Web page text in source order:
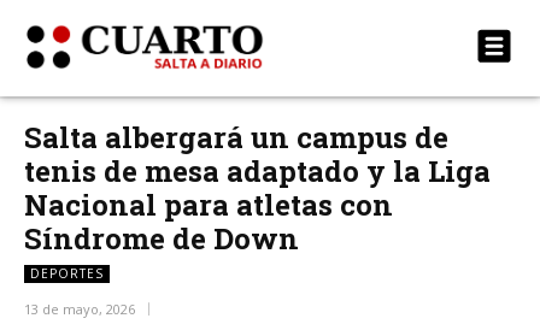
Salta albergará un campus de
tenis de mesa adaptado y la Liga
Nacional para atletas con
Síndrome de Down
DEPORTES
13 de mayo, 2026